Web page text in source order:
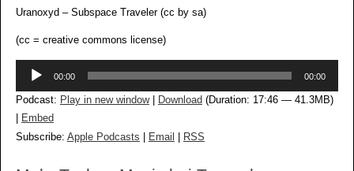
Uranoxyd – Subspace Traveler (cc by sa)
(cc = creative commons license)
Audio-
00:00 00:00
Podcast: Play in new window| Download (Duration: 17:46 — 41.3MB)
Embed
Subscribe: Apple Podcasts Email RSS